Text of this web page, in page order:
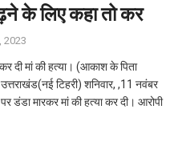
के लिए कहा तो कर
2023
दी मां की हत्या। (आकाश के पिता
टिहरी) शनिवार, ,11 नवंबर
डंडा मारकर मां की हत्या कर दी। आरोपी